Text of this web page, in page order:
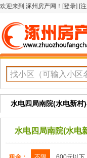
欢迎来到 涿州房产网 ！[登录] [
水电四局南院(水电新村
水电四局南院(水电